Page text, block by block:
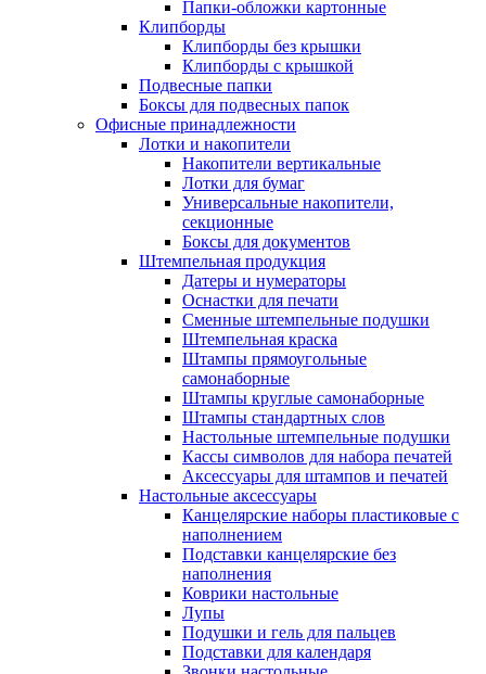
Папки-обложки картонные
Клипборды
Клипборды без крышки
Клипборды с крышкой
Подвесные папки
Боксы для подвесных папок
Офисные принадлежности
Лотки и накопители
Накопители вертикальные
Лотки для бумаг
Универсальные накопители,
секционные
Боксы для документов
Штемпельная продукция
Датеры и нумераторы
Оснастки для печати
Сменные штемпельные подушки
Штемпельная краска
Штампы прямоугольные
самонаборные
Штампы круглые самонаборные
Штампы стандартных слов
Настольные штемпельные подушки
Кассы символов для набора печатей
Аксессуары для штампов и печатей
Настольные аксессуары
Канцелярские наборы пластиковые с
наполнением
Подставки канцелярские без
наполнения
Коврики настольные
Лупы
Подушки и гель для пальцев
Подставки для календаря